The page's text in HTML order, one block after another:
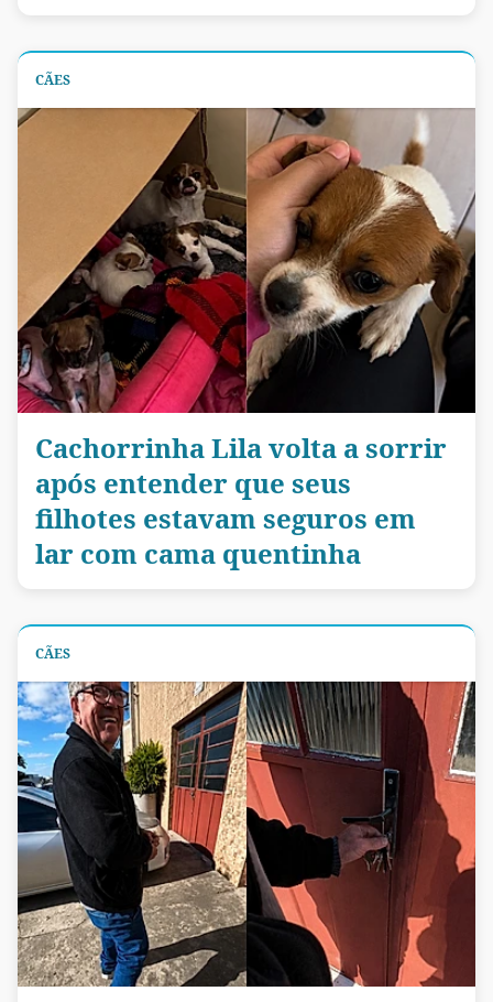
CÃES
Cachorrinha Lila volta a sorrir
após entender que seus
filhotes estavam seguros em
lar com cama quentinha
CÃES